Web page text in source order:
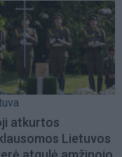
atkurtos
Lietuvos